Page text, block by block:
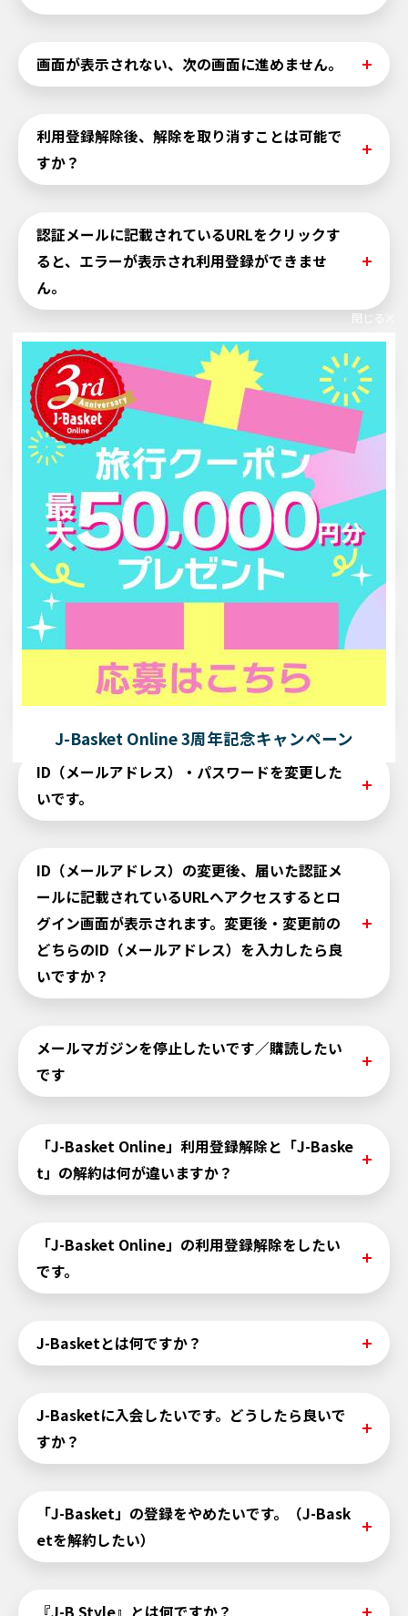
ket会員登録後に案内をお送りします。
お願いします
→迷惑メールフォルダをご確認ください
・入力いただいたメールアドレスに誤りがある
などをご確認いただき、再度お試しください
＜お問い合わせ先＞
JCBトラベルデスク ザ・クラス専用ダイヤル
0120-308-155
ず、専用ダイヤルへお電話ください。
JCBトラベルデスク 東京
0120-950-347
JCBトラベルデスク 大阪
0120-950-348
愛知県・岐阜県・富山県から西にお住まいの方は大阪へ、
それ以外の方は東京へお電話ください。
※上のフリーダイヤルにおかけになると自動音声でご案内
します。ガイダンスに従ってメニュー番号をご入力くださ
い。
受付時間 10:00AM～6:00PM ※日・祝・年末年始休
※JCBトラベルからお客様へご連絡する際の発信者番号は
J-Basketにご加入いただいたJCBカードにご登録済みの情
報反映までに1週間程度お時間がかかります。
大変申し訳ございませんが、後日改めて新規利用登録をお
願いします。それでも登録ができない場合は、以下へご連
＜お問い合わせ先＞
JCBトラベルデスク ザ・クラス専用ダイヤル
0120-308-155
ず、専用ダイヤルへお電話ください。
JCBトラベルデスク 東京
0120-950-347
JCBトラベルデスク 大阪
0120-950-348
愛知県・岐阜県・富山県から西にお住まいの方は大阪へ、
それ以外の方は東京へお電話ください。
※上のフリーダイヤルにおかけになると自動音声でご案内
します。ガイダンスに従ってメニュー番号をご入力くださ
い。
受付時間 10:00AM～6:00PM ※日・祝・年末年始休
※JCBトラベルからお客様へご連絡する際の発信者番号は
上のフリーダイヤルとなります。
≪J-Basket会員ではない方≫
J-Basket会員でないと、ご利用いただいけません。J-Bas
画面が表示されない、次の画面に進めません。
の不具合が生じる場合があります。
サイトが正常に表示されない場合には、以下の方法をお試
しください。
・インターネット一時ファイル（キャッシュ）やCooki
e、Webサイトデータを削除する
って異なります。詳細は、以下のページをご参照くださ
※注意
CookieやWebサイトデータ、インターネット一時ファ
イルの削除を行いますと、他のサイトで記憶しているID
やパスワードなどの情報も削除されますので、差支えな
い場合にお試しください。
・Internet Explorerの場合
・Chromeの場合
・Firefoxの場合
・Safariの場合
・ブラウザを別のものに変える（Chrome、Edge、Safar
i、Firefoxなど）
・ブラウザ、アプリを再起動する
・PC・スマホ本体を再起動する
利用登録解除後、解除を取り消すことは可能で
すか？
ません。
再度、J-Basket Onlineをご利用になる場合は、新規利用
登録をお願いします。
認証メールに記載されているURLをクリックす
ると、エラーが表示され利用登録ができませ
ん。
「会員ID、パスワードが正しくない」と エラーが表示され
る場合は、インターネット一時ファイル（Cookie等）を
削除して、再度、操作をお願いします。
新規利用登録したいID（メールアドレス）で、
登録済みのエラーが出ます。
ご入力いただいたメールアドレスで、すでにJ-Basket Onl
ineにてID登録されています。
以下をご確認ください。
・すでに利用登録済みである
・J-Basket会員のご家族がそのメールアドレスを使われて
いる
恐れ入りますが、同一のメールアドレスで複数の会員IDを
登録することはできません。別のメールアドレスを用い
て、新規利用登録をお願いします。
ログイン画面でエラーが出ます。
「会員ID、パスワードが正しくない」と エラーが表示され
る場合は以下をご確認ください。
・メールアドレスとパスワードは半角入力になっているか
・パスワードは大文字・小文字を正確に入力しているか
・ 「．（ドット）」と「，（カンマ）」の打ち間違いや重
複などはないか
・コピー&ペーストや入力候補選択の場合、文字の前後や
間にスペースが入っていないか
ないか
会員ID・パスワードはあっているのにログイン
できません。
・メールアドレスを複数お持ちの場合、別のメールアドレ
スで登録されている可能性があります。お心当たりのあ
るメールアドレスで再度ログインをお試しください。
・ご登録がない場合や、すでに利用登録を解除されている
場合もあります。
ID（メールアドレス）が分かりません。
IDはご登録いただいたメールアドレスとなります。
こちらのページよりJ-Basketにご加入いただいたJCBカー
ドにご登録済みの「カタカナ氏名」・「生年月日」・「電
話番号」を入力いただくと、ご登録のメールアドレス（I
D）宛にメールをお送りします。メールが届いたメールア
ドレスがIDとなります。
パスワードが分かりません。
D）」をご入力ください。ご登録のメールアドレス（ID）
宛てに再設定用のURLをお送りいたします。
ID（メールアドレス）・パスワードを変更した
いです。
す。）
ID（メールアドレス）の変更はこちら
パスワードの変更はこちら
ID（メールアドレス）の変更後、届いた認証メ
ールに記載されているURLへアクセスするとロ
グイン画面が表示されます。変更後・変更前の
どちらのID（メールアドレス）を入力したら良
いですか？
スした場合等、設定とURLへのアクセスが、違うブラウザ
や違う環境で操作した場合にログイン画面が表示されま
す。
ます。
メールマガジンを停止したいです／購読したい
です
い」に変更いただくことで、次回の定期配信より停止とな
ります。
なお、購読するには、「配信する」に変更いただければ次
※変更のタイミングによっては、一部配信される（配信が
できない）可能性があることをご了承ください。
「J-Basket Online」利用登録解除と「J-Baske
t」の解約は何が違いますか？
用できなくなります。
「J-Basket」の解約はJ-Basketサービス自体の退会とな
ります。
「J-Basket Online」の利用登録解除をしたい
です。
できます。利用登録解除をすると本サイトを利用できなく
J-Basketとは何ですか？
る、「旅」と「エンターテイメント」を中心にライフスタ
イルを彩る、さまざまな特典満載の登録制サービス（有
料）です。詳しくはこちらよりご確認ください。
J-Basketに入会したいです。どうしたら良いで
すか？
い。
「J-Basket」の登録をやめたいです。（J-Bask
etを解約したい）
閉じる
J-Basket Online 3周年記念キャンペーン